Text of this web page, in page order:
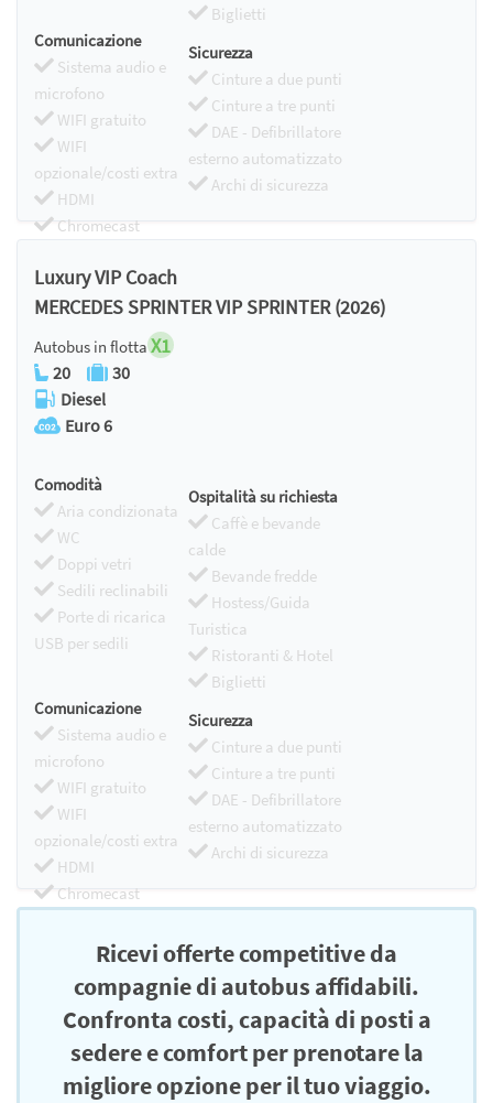
Biglietti
Comunicazione
Sistema audio e
microfono
WIFI gratuito
WIFI
opzionale/costi extra
HDMI
Chromecast
Sicurezza
Cinture a due punti
Cinture a tre punti
DAE - Defibrillatore
esterno automatizzato
Archi di sicurezza
Luxury VIP Coach
MERCEDES SPRINTER VIP SPRINTER (2026)
Autobus in flotta X1
20
30
Diesel
Euro 6
Comodità
Aria condizionata
WC
Doppi vetri
Sedili reclinabili
Porte di ricarica
USB per sedili
Ospitalità su richiesta
Caffè e bevande
calde
Bevande fredde
Hostess/Guida
Turistica
Ristoranti & Hotel
Biglietti
Comunicazione
Sistema audio e
microfono
WIFI gratuito
WIFI
opzionale/costi extra
HDMI
Chromecast
Sicurezza
Cinture a due punti
Cinture a tre punti
DAE - Defibrillatore
esterno automatizzato
Archi di sicurezza
Ricevi offerte competitive da
compagnie di autobus affidabili.
Confronta costi, capacità di posti a
sedere e comfort per prenotare la
migliore opzione per il tuo viaggio.